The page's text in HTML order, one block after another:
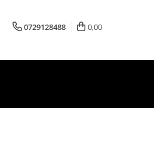
0729128488 0,00